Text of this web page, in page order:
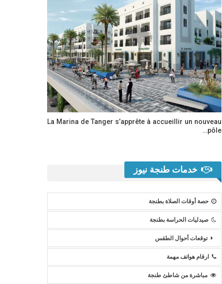
La Marina de Tanger s’apprête à accueillir un nouveau
pôle…
خدمات طنجة نيوز
حصة أوقات الصلاة بطنجة
صيدليات الحراسة بطنجة
توقعات أحوال الطقس
ارقام هواتف مهمة
مباشرة من شاطئ طنجة